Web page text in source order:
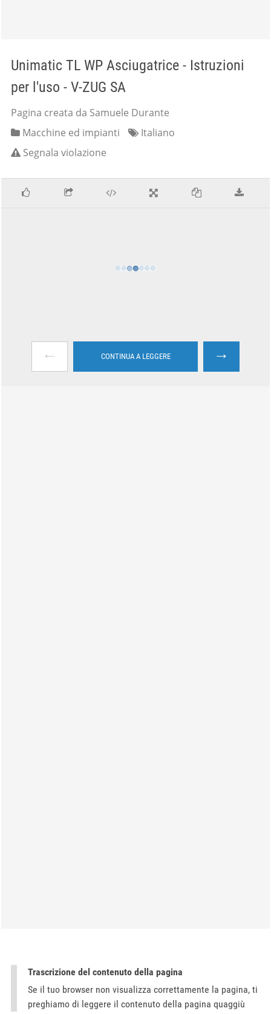
Unimatic TL WP Asciugatrice - Istruzioni
per l'uso - V-ZUG SA
Pagina creata da Samuele Durante
Macchine ed impianti
Italiano
Segnala violazione
← CONTINUA A LEGGERE →
Trascrizione del contenuto della pagina
Se il tuo browser non visualizza correttamente la pagina, ti
preghiamo di leggere il contenuto della pagina quaggiù